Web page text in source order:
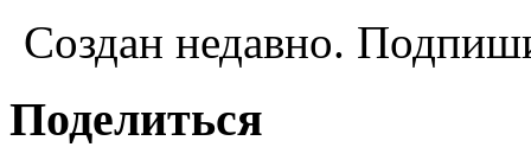
Создан недавно.
Поделиться